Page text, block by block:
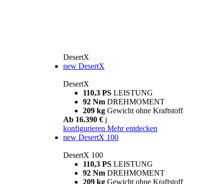
DesertX
new DesertX
DesertX
110,3 PS LEISTUNG
92 Nm DREHMOMENT
209 kg Gewicht ohne Kraftstoff
Ab 16.390 € i
konfigurieren Mehr entdecken
new DesertX 100
DesertX 100
110,3 PS LEISTUNG
92 Nm DREHMOMENT
209 kg Gewicht ohne Kraftstoff